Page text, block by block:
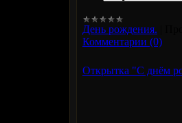
День рождения.
Комментарии (0)
Открытка "С днём